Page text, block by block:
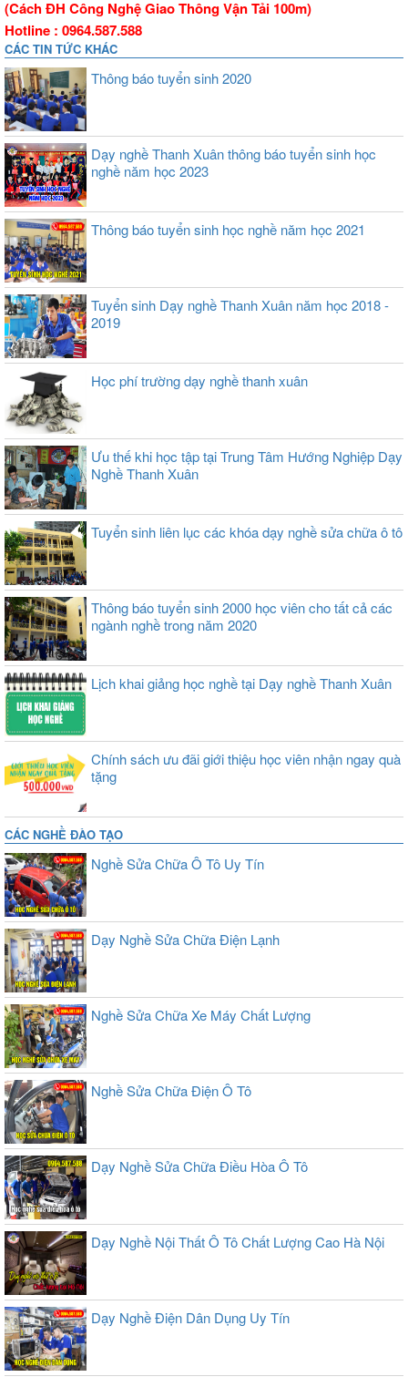
(Cách ĐH Công Nghệ Giao Thông Vận Tải 100m)
Hotline : 0964.587.588
CÁC TIN TỨC KHÁC
Thông báo tuyển sinh 2020
Dạy nghề Thanh Xuân thông báo tuyển sinh học
nghề năm học 2023
Thông báo tuyển sinh học nghề năm học 2021
Tuyển sinh Dạy nghề Thanh Xuân năm học 2018 -
2019
Học phí trường dạy nghề thanh xuân
Ưu thế khi học tập tại Trung Tâm Hướng Nghiệp Dạy
Nghề Thanh Xuân
Tuyển sinh liên lục các khóa dạy nghề sửa chữa ô tô
Thông báo tuyển sinh 2000 học viên cho tất cả các
ngành nghề trong năm 2020
Lịch khai giảng học nghề tại Dạy nghề Thanh Xuân
Chính sách ưu đãi giới thiệu học viên nhận ngay quà
tặng
CÁC NGHỀ ĐÀO TẠO
Nghề Sửa Chữa Ô Tô Uy Tín
Dạy Nghề Sửa Chữa Điện Lạnh
Nghề Sửa Chữa Xe Máy Chất Lượng
Nghề Sửa Chữa Điện Ô Tô
Dạy Nghề Sửa Chữa Điều Hòa Ô Tô
Dạy Nghề Nội Thất Ô Tô Chất Lượng Cao Hà Nội
Dạy Nghề Điện Dân Dụng Uy Tín